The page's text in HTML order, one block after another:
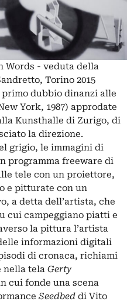
Words - veduta della
Torino 2015
dubbio dinanzi alle
York, 1987) approdate
Kunsthalle di Zurigo, di
la direzione.
grigio, le immagini di
programma freeware di
tele con un proiettore,
e pitturate con un
a detta dell’artista, che
cui campeggiano piatti e
la pittura l’artista
informazioni digitali
di cronaca, richiami
nella tela Gerty
cui fonde una scena
Seedbed di Vito